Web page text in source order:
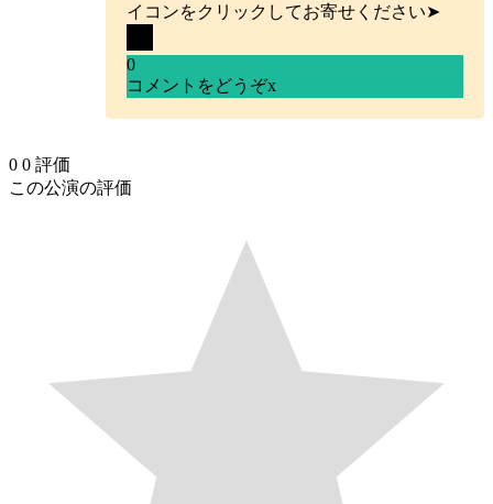
イコンをクリックしてお寄せください➤
0
コメントをどうぞx
0 0 評価
この公演の評価